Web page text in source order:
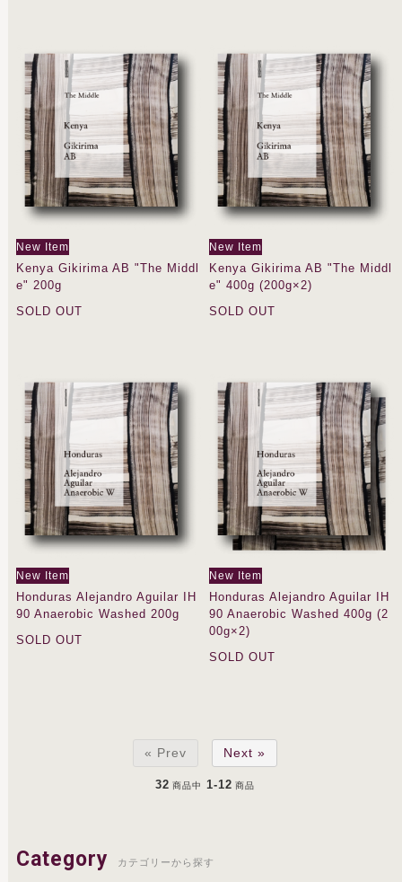
New Item
Kenya Gikirima AB "The Middl
e" 200g
SOLD OUT
New Item
Kenya Gikirima AB "The Middl
e" 400g (200g×2)
SOLD OUT
New Item
Honduras Alejandro Aguilar IH
90 Anaerobic Washed 200g
SOLD OUT
New Item
Honduras Alejandro Aguilar IH
90 Anaerobic Washed 400g (2
00g×2)
SOLD OUT
« Prev Next »
32 商品中 1-12 商品
Category カテゴリーから探す